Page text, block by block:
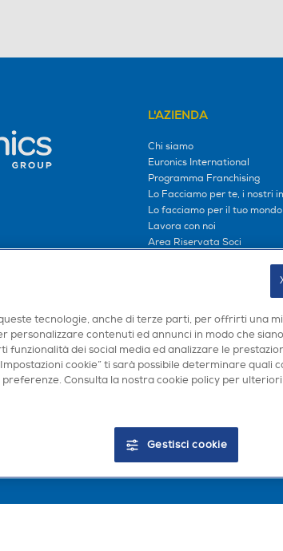
L'AZIENDA
Chi siamo
Euronics International
Programma Franchising
Lo Facciamo per te, i nostri
Lo facciamo per il tuo mondo
Lavora con noi
Area Riservata Soci
tecnologie, anche di terze parti, per offrirti una
personalizzare contenuti ed annunci in modo che
funzionalità dei social media ed analizzare le
cookie” ti sarà possibile determinare quali
preferenze. Consulta la nostra cookie policy per
Gestisci cookie